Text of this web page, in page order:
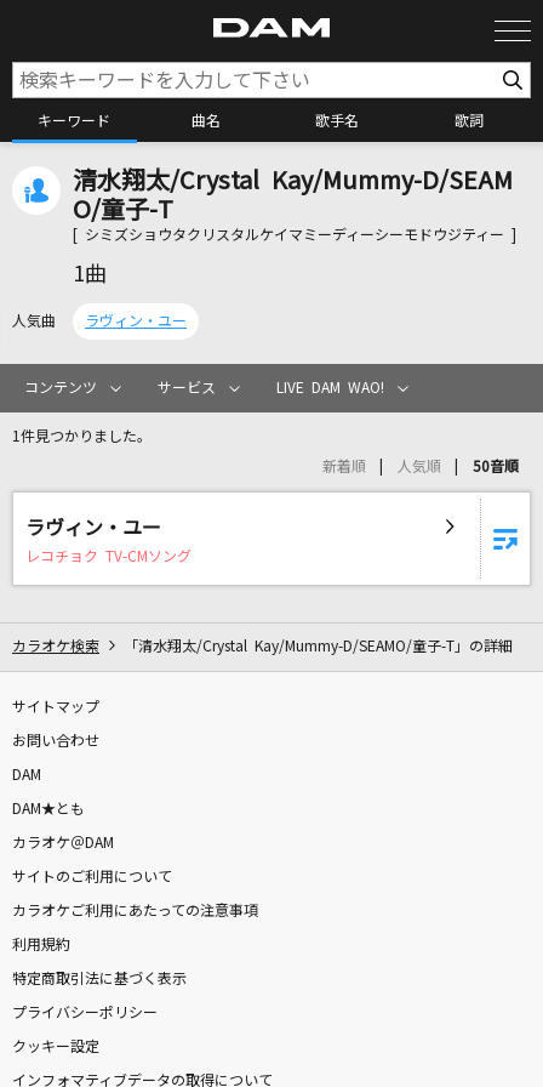
キーワード 曲名 歌手名 歌詞
カラオケ検索
リアルタイムで歌われている曲の一覧
正解
RADWIMPS
[生音]ひまわりの約束
秦 基博
[生音]平行線
さユり
[生音]Song for…
HY
勝利の空へ
藤井フミヤ(藤井郁弥)
清水翔太/Crystal Kay/Mummy-D/SEAM
O/童子-T
[ シミズショウタクリスタルケイマミーディーシーモドウジティー ]
1曲
人気曲 ラヴィン・ユー
コンテンツ サービス LIVE DAM WAO!
1件見つかりました。
新着順 人気順 50音順
ラヴィン・ユー
レコチョク TV-CMソング
カラオケ検索 「清水翔太/Crystal Kay/Mummy-D/SEAMO/童子-T」の詳細
サイトマップ
お問い合わせ
DAM
DAM★とも
カラオケ＠DAM
サイトのご利用について
カラオケご利用にあたっての注意事項
利用規約
特定商取引法に基づく表示
プライバシーポリシー
クッキー設定
インフォマティブデータの取得について